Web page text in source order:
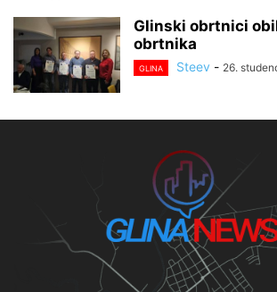
Glinski obrtnici
obrtnika
GLINA Steev - 26.